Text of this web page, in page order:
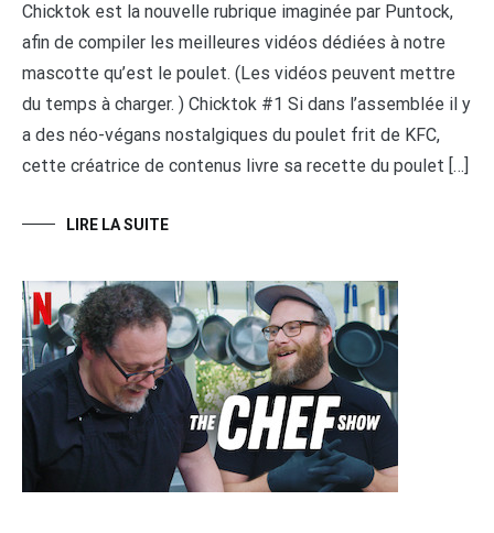
Chicktok est la nouvelle rubrique imaginée par Puntock,
afin de compiler les meilleures vidéos dédiées à notre
mascotte qu’est le poulet. (Les vidéos peuvent mettre
du temps à charger. ) Chicktok #1 Si dans l’assemblée il y
a des néo-végans nostalgiques du poulet frit de KFC,
cette créatrice de contenus livre sa recette du poulet […]
LIRE LA SUITE